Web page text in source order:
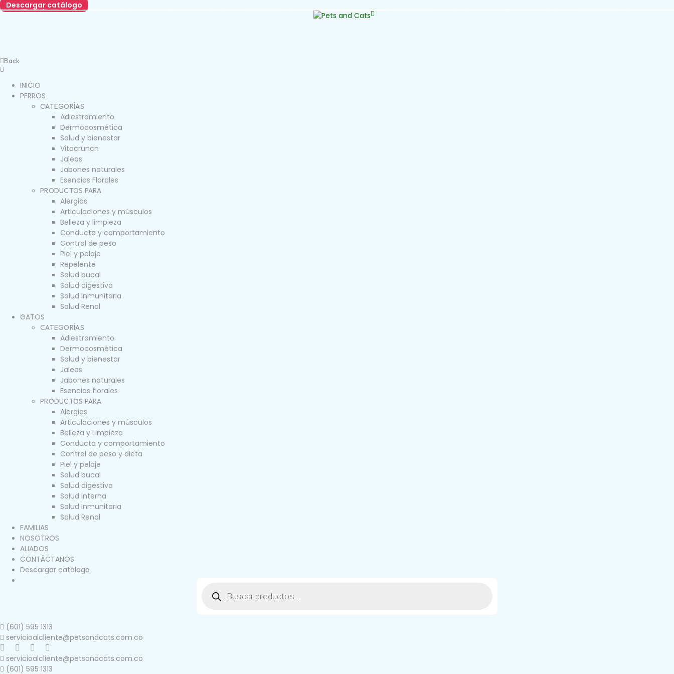
Descargar catálogo
Back
INICIO
PERROS
CATEGORÍAS
Adiestramiento
Dermocosmética
Salud y bienestar
Vitacrunch
Jaleas
Jabones naturales
Esencias Florales
PRODUCTOS PARA
Alergias
Articulaciones y músculos
Belleza y limpieza
Conducta y comportamiento
Control de peso
Piel y pelaje
Repelente
Salud bucal
Salud digestiva
Salud Inmunitaria
Salud Renal
GATOS
CATEGORÍAS
Adiestramiento
Dermocosmética
Salud y bienestar
Jaleas
Jabones naturales
Esencias florales
PRODUCTOS PARA
Alergias
Articulaciones y músculos
Belleza y Limpieza
Conducta y comportamiento
Control de peso y dieta
Piel y pelaje
Salud bucal
Salud digestiva
Salud interna
Salud Inmunitaria
Salud Renal
FAMILIAS
NOSOTROS
ALIADOS
CONTÁCTANOS
Descargar catálogo
(601) 595 1313
servicioalcliente@petsandcats.com.co
servicioalcliente@petsandcats.com.co
(601) 595 1313